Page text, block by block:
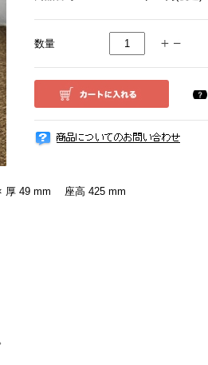
数量
× 厚 49 mm 座高 425 mm